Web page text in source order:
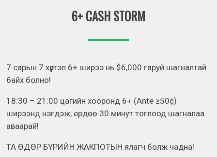
6+ CASH STORM
7 сарын 7 хүртэл 6+ ширээ нь $6,000 гаруй шагналтай
байх болно!
18:30 – 21:00 цагийн хооронд 6+ (Ante ≥50¢)
ширээнд нэгдэж, ердөө 30 минут тоглоод шагналаа
аваарай!
ТА ӨДӨР БҮРИЙН ЖАКПОТЫН ялагч болж чадна!